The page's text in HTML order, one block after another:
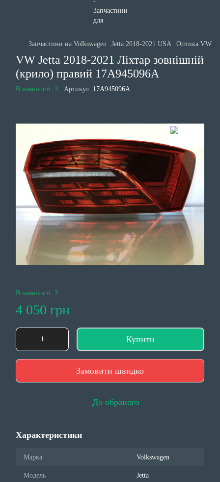
Запчастини на Volkswagen Jetta 2018-2021 USA Оптика VW
VW Jetta 2018-2021 Ліхтар зовнішній
(крило) правий 17A945096A
В наявності: 3 Артикул: 17A945096A
В наявності: 3
4 050 грн
Купити
Замовити швидко
До обраного
Характеристики
Марка Volkswagen
Модель Jetta